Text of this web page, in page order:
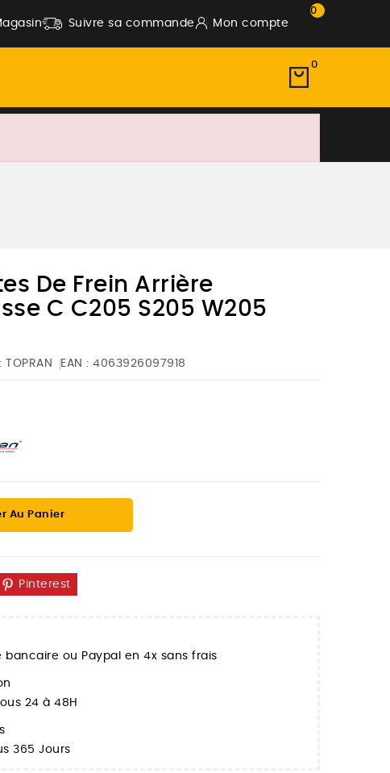
Suivre sa commande Mon compte
0
0
De Frein Arrière
C C205 S205 W205
TOPRAN EAN : 4063926097918
Au Panier
Pinterest
bancaire ou Paypal en 4x sans frais
24 à 48H
365 Jours